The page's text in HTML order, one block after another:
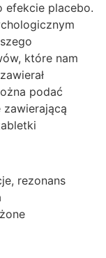
efekcie placebo.
które nam
podać
rezonans